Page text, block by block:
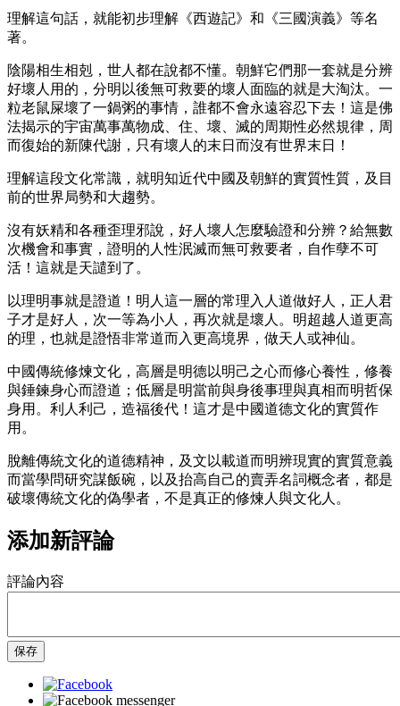
理解這句話，就能初步理解《西遊記》和《三國演義》等名
著。
陰陽相生相剋，世人都在說都不懂。朝鮮它們那一套就是分辨
好壞人用的，分明以後無可救要的壞人面臨的就是大淘汰。一
粒老鼠屎壞了一鍋粥的事情，誰都不會永遠容忍下去！這是佛
法揭示的宇宙萬事萬物成、住、壞、滅的周期性必然規律，周
而復始的新陳代謝，只有壞人的末日而沒有世界末日！
理解這段文化常識，就明知近代中國及朝鮮的實質性質，及目
前的世界局勢和大趨勢。
沒有妖精和各種歪理邪說，好人壞人怎麼驗證和分辨？給無數
次機會和事實，證明的人性泯滅而無可救要者，自作孽不可
活！這就是天譴到了。
以理明事就是證道！明人這一層的常理入人道做好人，正人君
子才是好人，次一等為小人，再次就是壞人。明超越人道更高
的理，也就是證悟非常道而入更高境界，做天人或神仙。
中國傳統修煉文化，高層是明德以明己之心而修心養性，修養
與錘鍊身心而證道；低層是明當前與身後事理與真相而明哲保
身用。利人利己，造福後代！這才是中國道德文化的實質作
用。
脫離傳統文化的道德精神，及文以載道而明辨現實的實質意義
而當學問研究謀飯碗，以及抬高自己的賣弄名詞概念者，都是
破壞傳統文化的偽學者，不是真正的修煉人與文化人。
添加新評論
評論內容
保存